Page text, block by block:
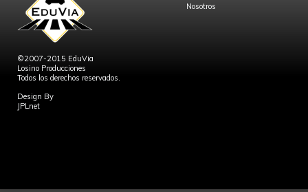
©2007-2015 EduVia
Losino Producciones
Todos los derechos reservados.
Design By
JPLnet
Nosotros